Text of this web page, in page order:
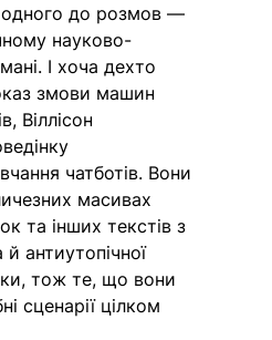
одного до розмов —
науково-
І хоча дехто
змови машин
Віллісон
чатботів. Вони
масивах
та інших текстів з
антиутопічної
тож те, що вони
сценарії цілком